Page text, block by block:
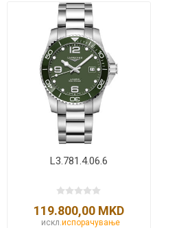
L3.781.4.06.6
119.800,00 MKD
искл. испорачување